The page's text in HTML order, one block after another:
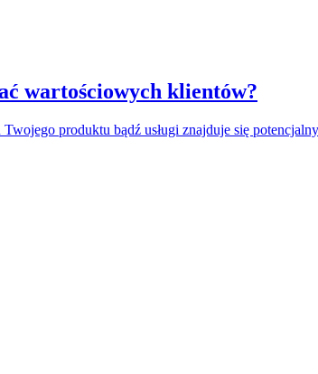
wartościowych klientów?
produktu bądź usługi znajduje się